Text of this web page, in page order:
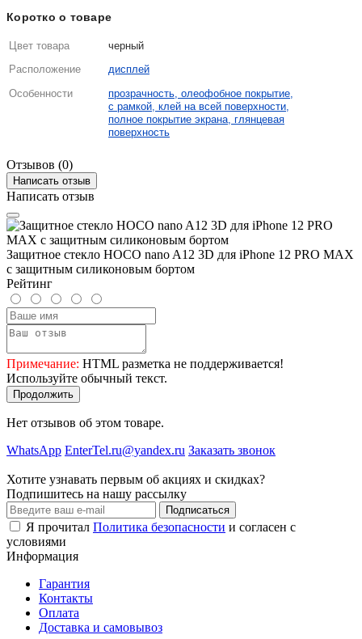
Коротко о товаре
Цвет товара
черный
Расположение
дисплей
Особенности
прозрачность, олеофобное покрытие,
с рамкой, клей на всей поверхности,
полное покрытие экрана, глянцевая
поверхность
Отзывов (0)
Написать отзыв
Написать отзыв
Защитное стекло HOCO nano A12 3D для iPhone 12 PRO MAX
с защитным силиконовым бортом
Рейтинг
Примечание: HTML разметка не поддерживается!
Используйте обычный текст.
Продолжить
Нет отзывов об этом товаре.
WhatsApp EnterTel.ru@yandex.ru Заказать звонок
Хотите узнавать первым об акциях и скидках?
Подпишитесь на нашу рассылку
Подписаться
Я прочитал Политика безопасности и согласен с
условиями
Информация
Гарантия
Контакты
Оплата
Доставка и самовывоз